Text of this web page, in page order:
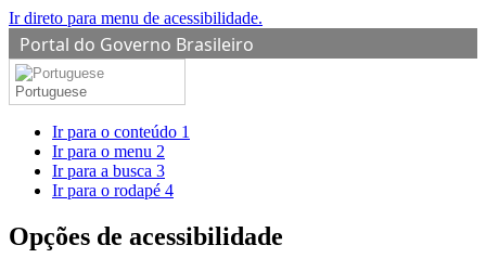
Ir direto para menu de acessibilidade.
Portal do Governo Brasileiro
Portuguese
Ir para o conteúdo 1
Ir para o menu 2
Ir para a busca 3
Ir para o rodapé 4
Opções de acessibilidade